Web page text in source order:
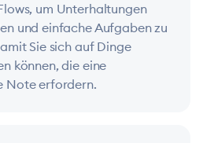
um Unterhaltungen
und einfache Aufgaben zu
Sie sich auf Dinge
können, die eine
Note erfordern.